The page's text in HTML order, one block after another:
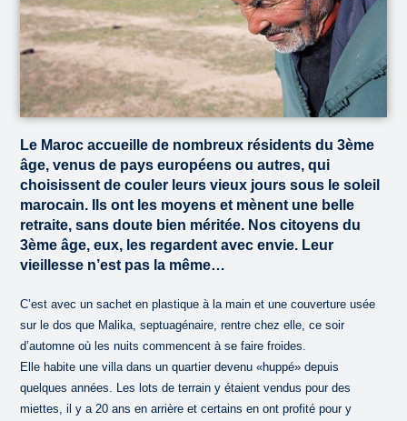
Le Maroc accueille de nombreux résidents du 3ème
âge, venus de pays européens ou autres, qui
choisissent de couler leurs vieux jours sous le soleil
marocain. Ils ont les moyens et mènent une belle
retraite, sans doute bien méritée. Nos citoyens du
3ème âge, eux, les regardent avec envie. Leur
vieillesse n’est pas la même…
C’est avec un sachet en plastique à la main et une couverture usée
sur le dos que Malika, septuagénaire, rentre chez elle, ce soir
d’automne où les nuits commencent à se faire froides.
Elle habite une villa dans un quartier devenu «huppé» depuis
quelques années. Les lots de terrain y étaient vendus pour des
miettes, il y a 20 ans en arrière et certains en ont profité pour y